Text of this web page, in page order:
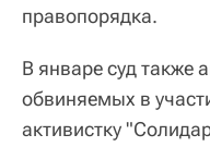
правопорядка.
В январе суд также
обвиняемых в
активистку